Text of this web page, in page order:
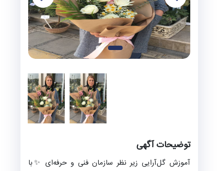
توضیحات آگهی
آموزش گل‌آرایی زیر نظر سازمان فنی و حرفه‌ای ✨با